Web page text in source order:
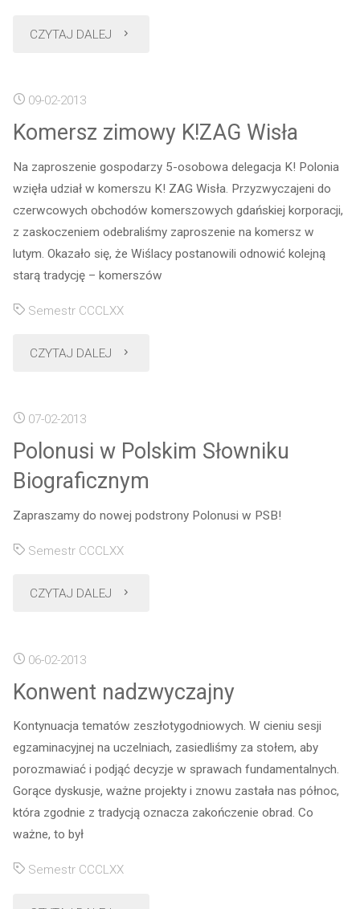
CZYTAJ DALEJ "Odszedł
filister
Arkonii"
09-02-2013
Komersz zimowy K!ZAG Wisła
Na zaproszenie gospodarzy 5-osobowa delegacja K! Polonia
wzięła udział w komerszu K! ZAG Wisła. Przyzwyczajeni do
czerwcowych obchodów komerszowych gdańskiej korporacji,
z zaskoczeniem odebraliśmy zaproszenie na komersz w
lutym. Okazało się, że Wiślacy postanowili odnowić kolejną
starą tradycję – komerszów
Semestr CCCLXX
CZYTAJ DALEJ "Komersz
Wisła"
07-02-2013
Polonusi w Polskim Słowniku
Biograficznym
Zapraszamy do nowej podstrony Polonusi w PSB!
Semestr CCCLXX
CZYTAJ DALEJ "Polonusi
Słowniku
Biograficznym"
06-02-2013
Konwent nadzwyczajny
Kontynuacja tematów zeszłotygodniowych. W cieniu sesji
egzaminacyjnej na uczelniach, zasiedliśmy za stołem, aby
porozmawiać i podjąć decyzje w sprawach fundamentalnych.
Gorące dyskusje, ważne projekty i znowu zastała nas północ,
która zgodnie z tradycją oznacza zakończenie obrad. Co
ważne, to był
Semestr CCCLXX